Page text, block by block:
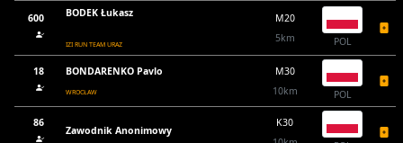
600 BODEK Łukasz
IZI RUN TEAM URAZ
M20
5km
POL
18 BONDARENKO Pavlo
WROCŁAW
M30
10km
POL
86
Zawodnik Anonimowy
K30